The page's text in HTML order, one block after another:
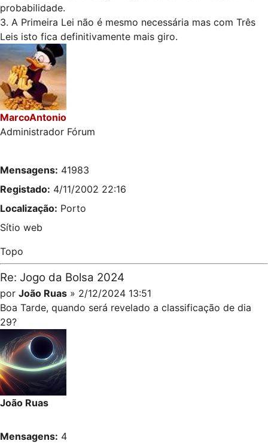
probabilidade.
3. A Primeira Lei não é mesmo necessária mas com Três
Leis isto fica definitivamente mais giro.
MarcoAntonio
Administrador Fórum
Mensagens: 41983
Registado: 4/11/2002 22:16
Localização: Porto
Sítio web
Topo
Re: Jogo da Bolsa 2024
por João Ruas » 2/12/2024 13:51
Boa Tarde, quando será revelado a classificação de dia
29?
João Ruas
Mensagens: 4